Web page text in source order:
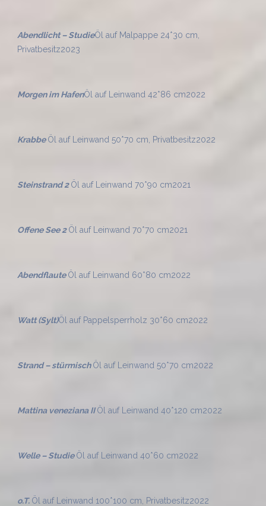
Abendlicht – StudieÖl auf Malpappe 24*30 cm,
Privatbesitz2023
Morgen im HafenÖl auf Leinwand 42*86 cm2022
KrabbeÖl auf Leinwand 50*70 cm, Privatbesitz2022
Steinstrand 2Öl auf Leinwand 70*90 cm2021
Offene See 2Öl auf Leinwand 70*70 cm2021
AbendflauteÖl auf Leinwand 60*80 cm2022
Watt (Sylt)Öl auf Pappelsperrholz 30*60 cm2022
Strand – stürmischÖl auf Leinwand 50*70 cm2022
Mattina veneziana IIÖl auf Leinwand 40*120 cm2022
Welle – StudieÖl auf Leinwand 40*60 cm2022
o.T. Öl auf Leinwand 100*100 cm, Privatbesitz2022